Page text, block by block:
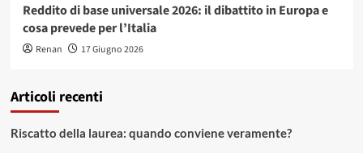
Reddito di base universale 2026: il dibattito in Europa e
cosa prevede per l’Italia
Renan 17 Giugno 2026
Articoli recenti
Riscatto della laurea: quando conviene veramente?